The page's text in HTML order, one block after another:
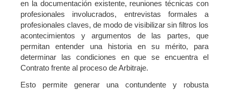
en la documentación existente, reuniones técnicas con
profesionales involucrados, entrevistas formales a
profesionales claves, de modo de visibilizar sin filtros los
acontecimientos y argumentos de las partes, que
permitan entender una historia en su mérito, para
determinar las condiciones en que se encuentra el
Contrato frente al proceso de Arbitraje.
Esto permite generar una contundente y robusta